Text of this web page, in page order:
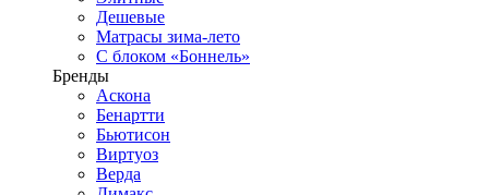
Дешевые
Матрасы зима-лето
С блоком «Боннель»
Бренды
Аскона
Бенартти
Бьютисон
Виртуоз
Верда